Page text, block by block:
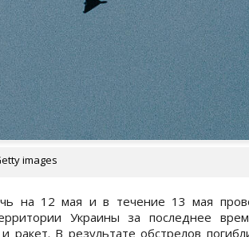
images
на 12 мая и в течение 13 мая
Украины за последнее
ракет. В результате обстрелов